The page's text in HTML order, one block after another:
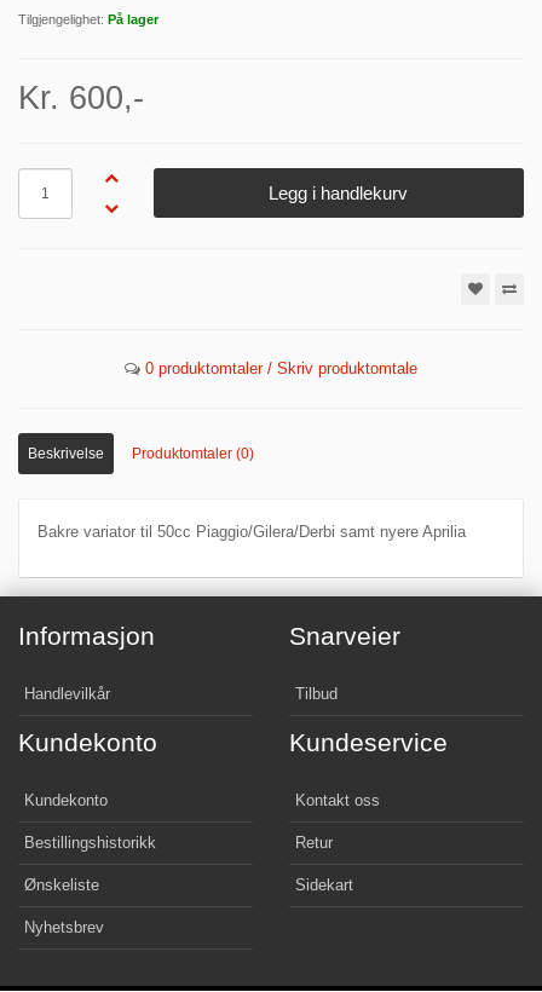
Tilgjengelighet: På lager
Kr. 600,-
Legg i handlekurv
0 produktomtaler / Skriv produktomtale
Beskrivelse Produktomtaler (0)
Bakre variator til 50cc Piaggio/Gilera/Derbi samt nyere Aprilia
Informasjon
Handlevilkår
Snarveier
Tilbud
Kundekonto
Kundekonto
Bestillingshistorikk
Ønskeliste
Nyhetsbrev
Kundeservice
Kontakt oss
Retur
Sidekart